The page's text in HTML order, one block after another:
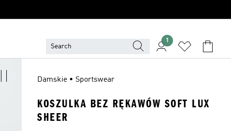
1
Damskie • Sportswear
KOSZULKA BEZ RĘKAWÓW SOFT LUX
SHEER